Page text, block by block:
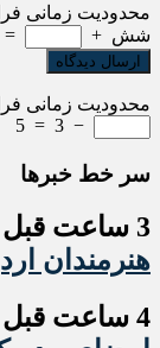
محدودیت زمانی
شش +
=
محدودیت زمانی
−
3
=
5
سر خط خبرها
3 ساعت قبل
هنرمندان
4 ساعت قبل